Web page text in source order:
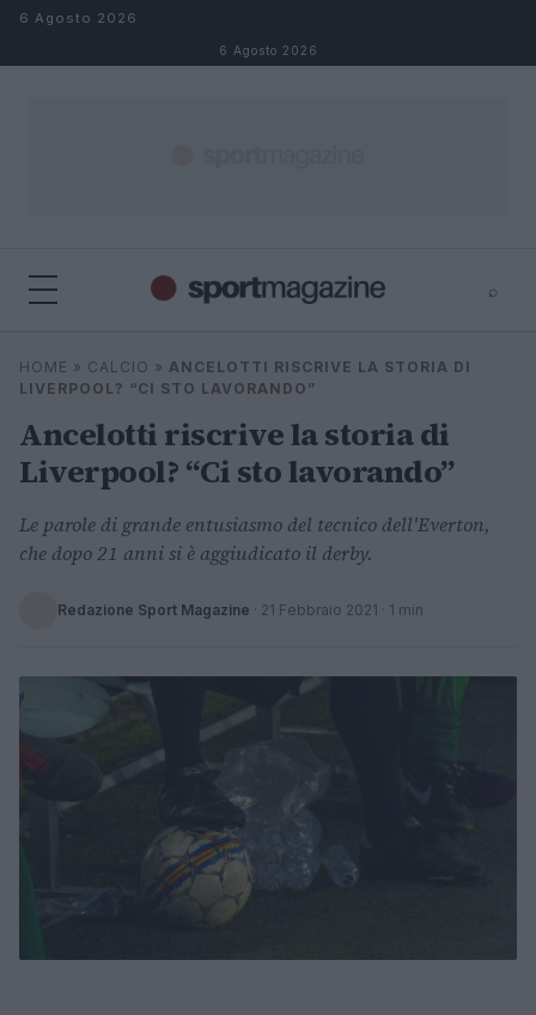
Salta al contenuto
6 Agosto 2026
6 Agosto 2026
⌕
Cerca
⌕
HOME » CALCIO » ANCELOTTI RISCRIVE LA STORIA DI
LIVERPOOL? “CI STO LAVORANDO”
Ancelotti riscrive la storia di
Liverpool? “Ci sto lavorando”
Le parole di grande entusiasmo del tecnico dell'Everton,
che dopo 21 anni si è aggiudicato il derby.
Redazione Sport Magazine · 21 Febbraio 2021 · 1 min